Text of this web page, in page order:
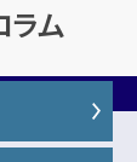
ラム